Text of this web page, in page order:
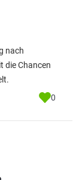
nach
die Chancen
0